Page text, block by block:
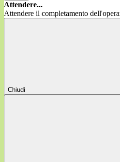
Attendere...
Attendere il completamento
Chiudi